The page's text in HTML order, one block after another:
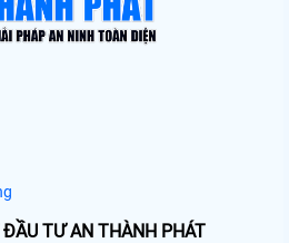
TƯ AN THÀNH PHÁT